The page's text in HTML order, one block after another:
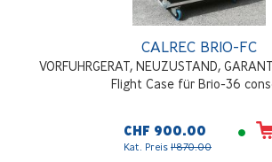
CALREC BRIO-FC
VORFUHRGERAT, NEUZUSTAND,
Flight Case für Brio-36
CHF 900.00
Kat. Preis 1'870.00